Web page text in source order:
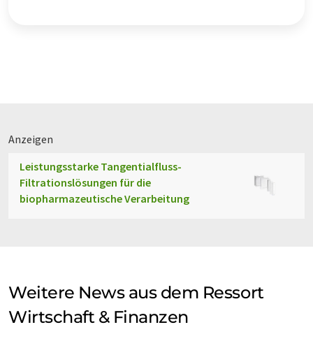
Anzeigen
Leistungsstarke Tangentialfluss-
Filtrationslösungen für die
biopharmazeutische Verarbeitung
Weitere News aus dem Ressort
Wirtschaft & Finanzen